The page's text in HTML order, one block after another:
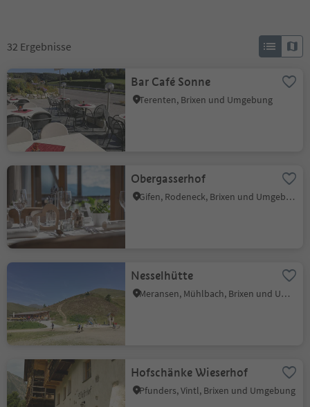
32 Ergebnisse
Bar Café Sonne
Terenten, Brixen und Umgebung
Obergasserhof
Gifen, Rodeneck, Brixen und Umgebung
Nesselhütte
Meransen, Mühlbach, Brixen und Umgebung
Hofschänke Wieserhof
Pfunders, Vintl, Brixen und Umgebung